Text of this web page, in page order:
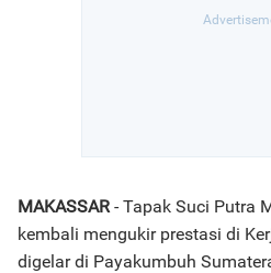
MAKASSAR- Tapak Suci Putra
kembali mengukir prestasi di
digelar di Payakumbuh